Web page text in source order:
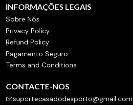
INFORMAÇÕES LEGAIS
Sobre Nós
Privacy Policy
Refund Policy
Pagamento Seguro
Terms and Conditions
CONTACTE-NOS
suportecasadodesporto@gmail.com